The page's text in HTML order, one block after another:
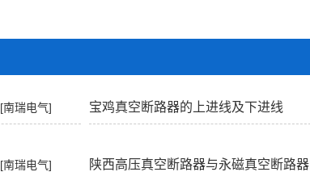
[南瑞电气] 宝鸡真空断路器的上进线及下进线
[南瑞电气] 陕西高压真空断路器与永磁真空断路器